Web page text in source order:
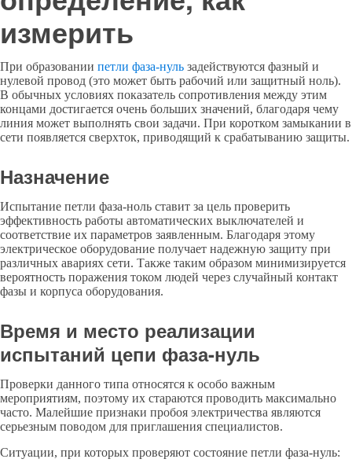
измерить
При образовании петли фаза-нуль задействуются фазный и
нулевой провод (это может быть рабочий или защитный ноль).
В обычных условиях показатель сопротивления между этим
концами достигается очень больших значений, благодаря чему
линия может выполнять свои задачи. При коротком замыкании в
сети появляется сверхток, приводящий к срабатыванию защиты.
Назначение
Испытание петли фаза-ноль ставит за цель проверить
эффективность работы автоматических выключателей и
соответствие их параметров заявленным. Благодаря этому
электрическое оборудование получает надежную защиту при
различных авариях сети. Также таким образом минимизируется
вероятность поражения током людей через случайный контакт
фазы и корпуса оборудования.
Время и место реализации
испытаний цепи фаза-нуль
Проверки данного типа относятся к особо важным
мероприятиям, поэтому их стараются проводить максимально
часто. Малейшие признаки пробоя электричества являются
серьезным поводом для приглашения специалистов.
Ситуации, при которых проверяют состояние петли фаза-нуль: